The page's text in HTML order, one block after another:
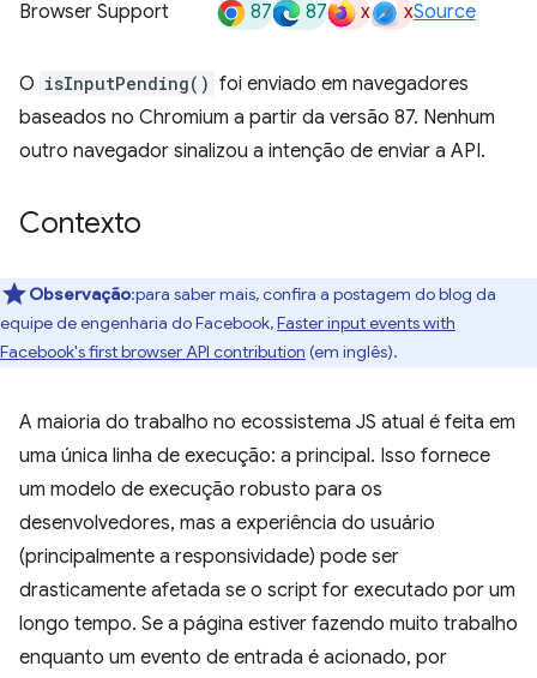
Browser Support 87 87 x xSource
O isInputPending() foi enviado em navegadores
baseados no Chromium a partir da versão 87. Nenhum
outro navegador sinalizou a intenção de enviar a API.
Contexto
Observação:para saber mais, confira a postagem do blog da
equipe de engenharia do Facebook,Faster input events with
Facebook's first browser API contribution (em inglês).
A maioria do trabalho no ecossistema JS atual é feita em
uma única linha de execução: a principal. Isso fornece
um modelo de execução robusto para os
desenvolvedores, mas a experiência do usuário
(principalmente a responsividade) pode ser
drasticamente afetada se o script for executado por um
longo tempo. Se a página estiver fazendo muito trabalho
enquanto um evento de entrada é acionado, por